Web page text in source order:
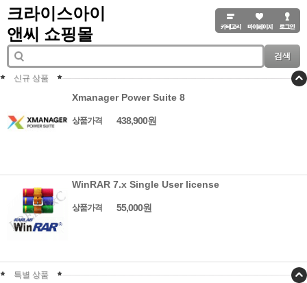
크라이스아이
앤씨 쇼핑몰
검색
신규 상품
Xmanager Power Suite 8
상품가격 438,900원
WinRAR 7.x Single User license
상품가격 55,000원
특별 상품